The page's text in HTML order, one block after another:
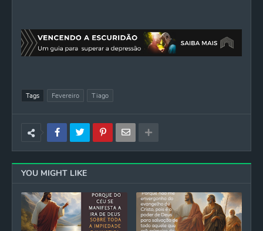
Tags Fevereiro Tiago
YOU MIGHT LIKE